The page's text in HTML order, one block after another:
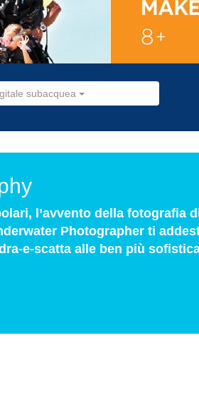
subacquea
l’avvento della fotografia
Photographer ti
e-scatta alle ben più